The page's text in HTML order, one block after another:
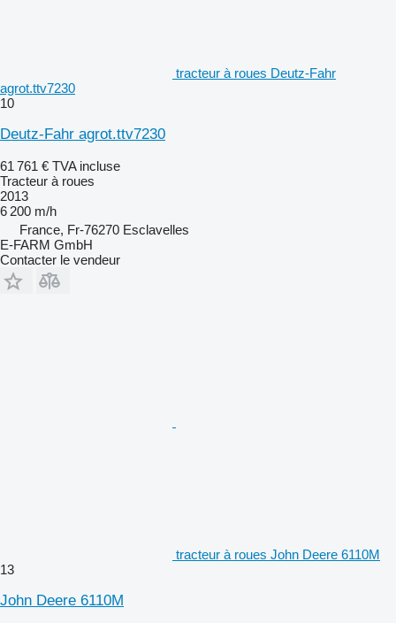
tracteur à roues Deutz-Fahr
agrot.ttv7230
10
Deutz-Fahr agrot.ttv7230
61 761 € TVA incluse
Tracteur à roues
2013
6 200 m/h
France, Fr-76270 Esclavelles
E-FARM GmbH
Contacter le vendeur
tracteur à roues John Deere 6110M
13
John Deere 6110M